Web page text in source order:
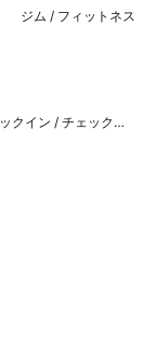
ジム / フィットネス
スピードチェックイン / チェックアウト